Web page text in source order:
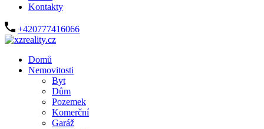
Kontakty
+420777416066
Domů
Nemovitosti
Byt
Dům
Pozemek
Komerční
Garáž